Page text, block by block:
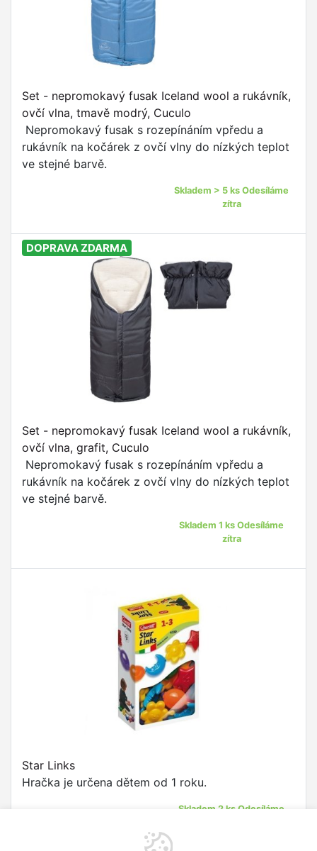
Set - nepromokavý fusak Iceland wool a rukávník,
ovčí vlna, tmavě modrý, Cuculo
Nepromokavý fusak s rozepínáním vpředu a
rukávník na kočárek z ovčí vlny do nízkých teplot
ve stejné barvě.
Skladem > 5 ks Odesíláme
zítra
DOPRAVA ZDARMA
Set - nepromokavý fusak Iceland wool a rukávník,
ovčí vlna, grafit, Cuculo
Nepromokavý fusak s rozepínáním vpředu a
rukávník na kočárek z ovčí vlny do nízkých teplot
ve stejné barvě.
Skladem 1 ks Odesíláme
zítra
Star Links
Hračka je určena dětem od 1 roku.
Skladem 2 ks Odesíláme